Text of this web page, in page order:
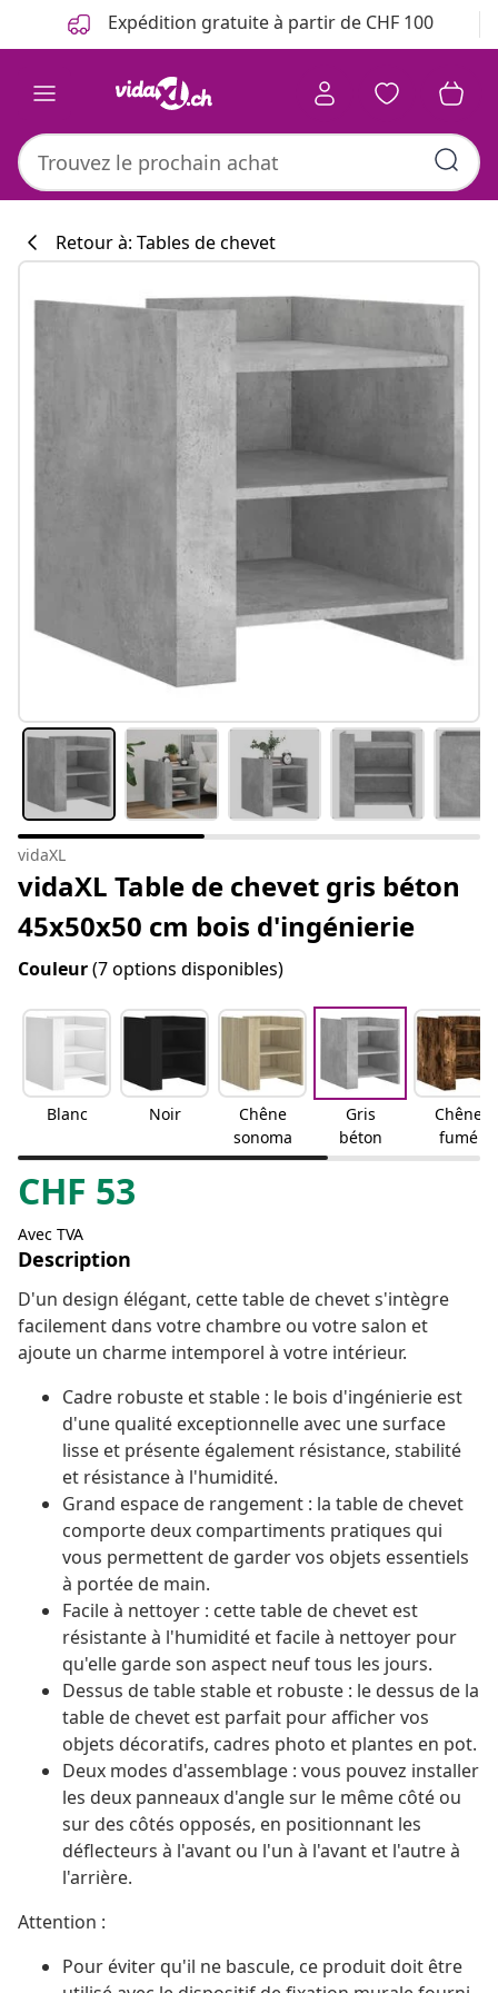
Précédent Expédition gratuite à partir de CHF 100
Retour à: Tables de chevet
vidaXL
vidaXL Table de chevet gris béton
45x50x50 cm bois d'ingénierie
Couleur(7 options disponibles)
Blanc Noir
Chêne
sonoma
Gris
béton
Chêne
fumé
CHF 53
Avec TVA
Description
D'un design élégant, cette table de chevet s'intègre
facilement dans votre chambre ou votre salon et
ajoute un charme intemporel à votre intérieur.
Cadre robuste et stable : le bois d'ingénierie est
d'une qualité exceptionnelle avec une surface
lisse et présente également résistance, stabilité
et résistance à l'humidité.
Grand espace de rangement : la table de chevet
comporte deux compartiments pratiques qui
vous permettent de garder vos objets essentiels
à portée de main.
Facile à nettoyer : cette table de chevet est
résistante à l'humidité et facile à nettoyer pour
qu'elle garde son aspect neuf tous les jours.
Dessus de table stable et robuste : le dessus de la
table de chevet est parfait pour afficher vos
objets décoratifs, cadres photo et plantes en pot.
Deux modes d'assemblage : vous pouvez installer
les deux panneaux d'angle sur le même côté ou
sur des côtés opposés, en positionnant les
déflecteurs à l'avant ou l'un à l'avant et l'autre à
l'arrière.
Attention :
Pour éviter qu'il ne bascule, ce produit doit être